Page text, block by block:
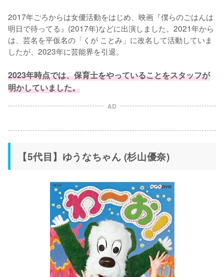
2017年ごろからは女優活動をはじめ、映画『僕らのごはんは
明日で待ってる』(2017年)などに出演しました。2021年から
は、芸名を平仮名の「くが ことみ」に改名して活動していま
したが、2023年に芸能界を引退。
2023年時点では、保育士をやっていることをスタッフが
明かしていました。
AD
【5代目】ゆうなちゃん (杉山優奈)